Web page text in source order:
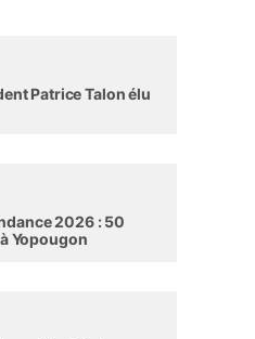
Patrice Talon élu
2026 : 50
Yopougon